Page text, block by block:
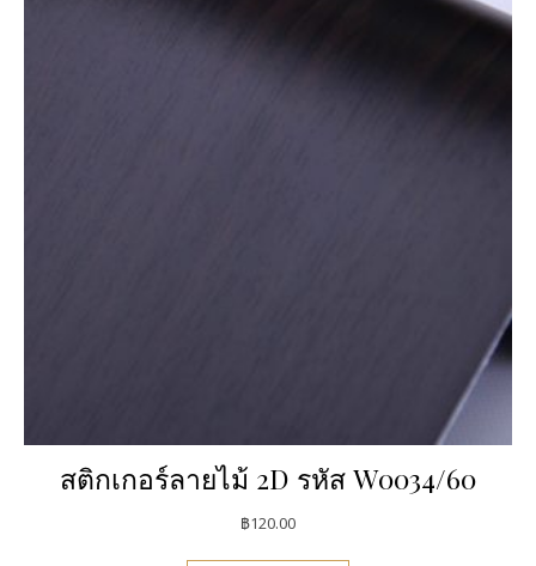
สติกเกอร์ลายไม้ 2D รหัส W0034/60
฿120.00